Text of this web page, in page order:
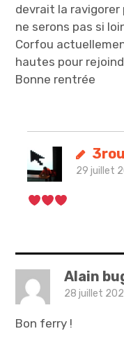
devrait la ravigorer
ne serons pas si
Corfou
hautes pour
Bonne rentrée
29 juillet
Alain
28 juillet
Bon ferry !